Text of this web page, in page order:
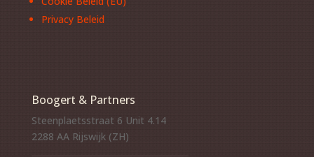
Privacy Beleid
Boogert & Partners
Steenplaetsstraat 6 Unit 4.14
2288 AA Rijswijk (ZH)